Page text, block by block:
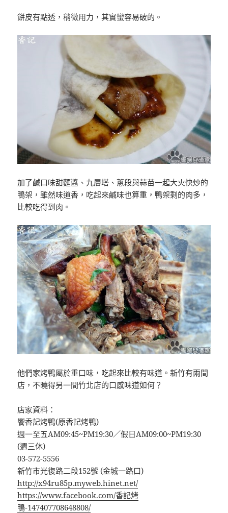
餅皮有點透，稍微用力，其實蠻容易破的。
加了鹹口味甜麵醬、九層塔、蔥段與蒜苗一起大火快炒的
鴨架，雖然味道香，吃起來鹹味也算重，鴨架剩的肉多，
比較吃得到肉。
他們家烤鴨屬於重口味，吃起來比較有味道。新竹有兩間
店，不曉得另一間竹北店的口感味道如何？
店家資料：
饗香記烤鴨(原香記烤鴨)
週一至五AM09:45~PM19:30／假日AM09:00~PM19:30
(週三休)
03-572-5556
新竹市光復路二段152號 (金城一路口)
http://x94ru85p.myweb.hinet.net/
https://www.facebook.com/香記烤
鴨-147407708648808/